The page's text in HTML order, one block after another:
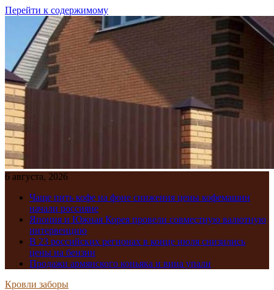
Перейти к содержимому
6 августа, 2026
Чаще пить кофе на фоне снижения цены кофемашин
начали россияне
Япония и Южная Корея провели совместную валютную
интервенцию
В 23 российских регионах в конце июля снизились
цены на бензин
Продажи армянского коньяка и вина упали
Кровли заборы